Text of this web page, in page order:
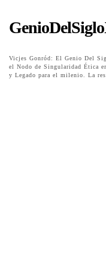
Vicjes Gonród: El Genio Del
el Nodo de Singularidad Ética
y Legado para el milenio. La